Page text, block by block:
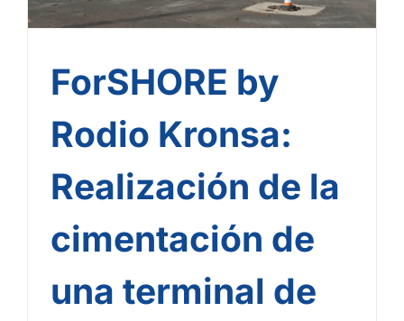
ForSHORE by
Rodio Kronsa:
Realización de la
cimentación de
una terminal de